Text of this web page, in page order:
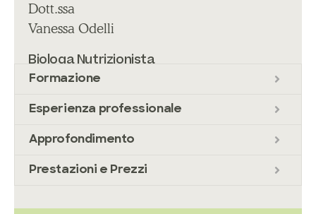
Dott.ssa
Vanessa Odelli
Biologa Nutrizionista
Formazione
Esperienza professionale
Approfondimento
Prestazioni e Prezzi